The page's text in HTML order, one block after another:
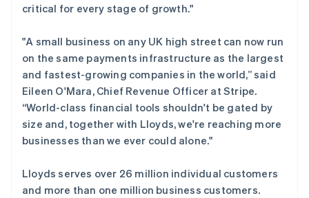
critical for every stage of growth."
"A small business on any UK high street can now run
on the same payments infrastructure as the largest
and fastest-growing companies in the world,” said
Eileen O'Mara, Chief Revenue Officer at Stripe.
“World-class financial tools shouldn't be gated by
size and, together with Lloyds, we're reaching more
businesses than we ever could alone."
Lloyds serves over 26 million individual customers
and more than one million business customers.
希腊
西班牙
EspañolEnglish
新加坡
English 简体中文
新西兰
English
匈牙利
English
印度
English